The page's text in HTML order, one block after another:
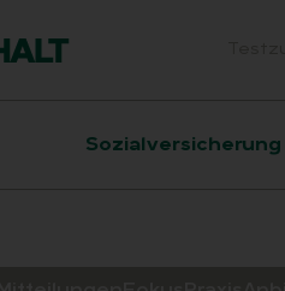
Sozialversicherung